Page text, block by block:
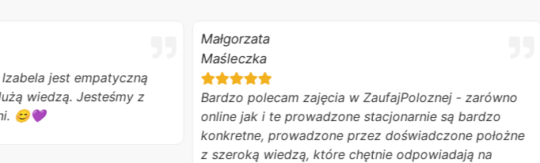
jest empatyczną
Jesteśmy z
Małgorzata
Maśleczka
Bardzo polecam zajęcia w ZaufajPoloznej - zarówno
online jak i te prowadzone stacjonarnie są bardzo
konkretne, prowadzone przez doświadczone położne
z szeroką wiedzą, które chętnie odpowiadają na